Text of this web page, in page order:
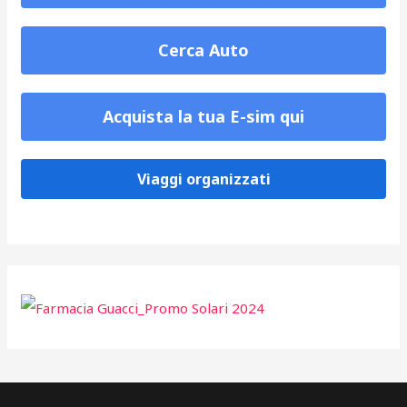
Cerca Auto
Acquista la tua E-sim qui
Viaggi organizzati